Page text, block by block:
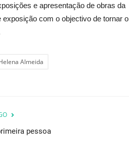
e apresentação de obras da
com o objectivo de tornar o
Almeida
pessoa